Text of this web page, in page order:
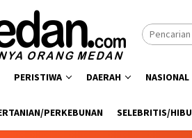
PERISTIWA DAERAH NASIONAL
PERKEBUNAN SELEBRITIS/